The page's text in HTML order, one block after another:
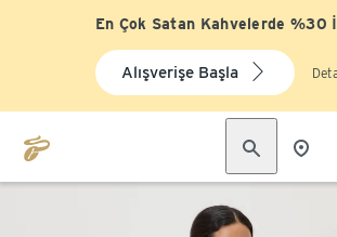
En Çok Satan Kahvelerde %30
Alışverişe Başla